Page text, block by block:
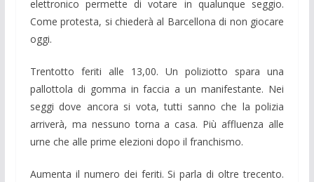
elettronico permette di votare in qualunque seggio.
Come protesta, si chiederà al Barcellona di non giocare
oggi.
Trentotto feriti alle 13,00. Un poliziotto spara una
pallottola di gomma in faccia a un manifestante. Nei
seggi dove ancora si vota, tutti sanno che la polizia
arriverà, ma nessuno torna a casa. Più affluenza alle
urne che alle prime elezioni dopo il franchismo.
Aumenta il numero dei feriti. Si parla di oltre trecento.